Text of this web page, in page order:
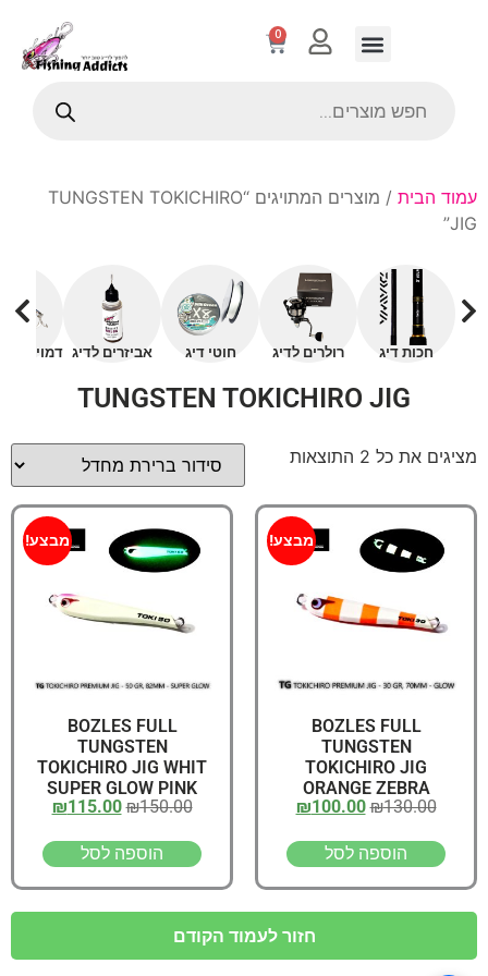
0
עמוד הבית
/ מוצרים המתויגים “TUNGSTEN TOKICHIRO
JIG”
חכות דיג רולרים לדיג חוטי דיג אביזרים לדיג דמויים
TUNGSTEN TOKICHIRO JIG
מציגים את כל ⁦2⁩ התוצאות
מבצע!
BOZLES FULL
TUNGSTEN
TOKICHIRO JIG
ORANGE ZEBRA
WHITE GLOW 30gr,
₪130.00
₪100.00
הוספה לסל
מבצע!
BOZLES FULL
TUNGSTEN
TOKICHIRO JIG WHIT
SUPER GLOW PINK
HEAD 50gr, 82MM
₪150.00
₪115.00
הוספה לסל
חזור לעמוד הקודם